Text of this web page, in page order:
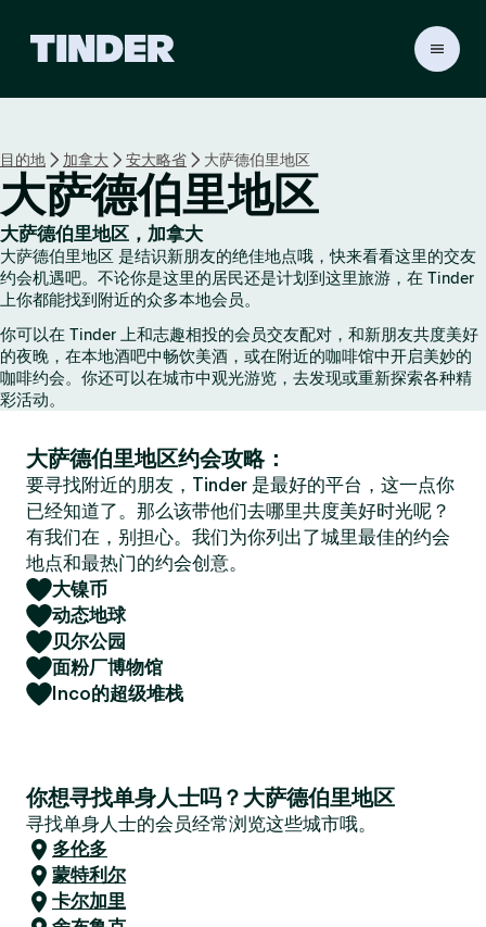
r
首
页
目的地 加拿大 安大略省 大萨德伯里地区
大萨德伯里地区
大萨德伯里地区，加拿大
大萨德伯里地区 是结识新朋友的绝佳地点哦，快来看看这里的交友
约会机遇吧。不论你是这里的居民还是计划到这里旅游，在 Tinder
上你都能找到附近的众多本地会员。
你可以在 Tinder 上和志趣相投的会员交友配对，和新朋友共度美好
的夜晚，在本地酒吧中畅饮美酒，或在附近的咖啡馆中开启美妙的
咖啡约会。你还可以在城市中观光游览，去发现或重新探索各种精
彩活动。
大萨德伯里地区约会攻略：
要寻找附近的朋友，Tinder 是最好的平台，这一点你
已经知道了。那么该带他们去哪里共度美好时光呢？
有我们在，别担心。我们为你列出了城里最佳的约会
地点和最热门的约会创意。
大镍币
动态地球
贝尔公园
面粉厂博物馆
Inco的超级堆栈
你想寻找单身人士吗？大萨德伯里地区
寻找单身人士的会员经常浏览这些城市哦。
多伦多
蒙特利尔
卡尔加里